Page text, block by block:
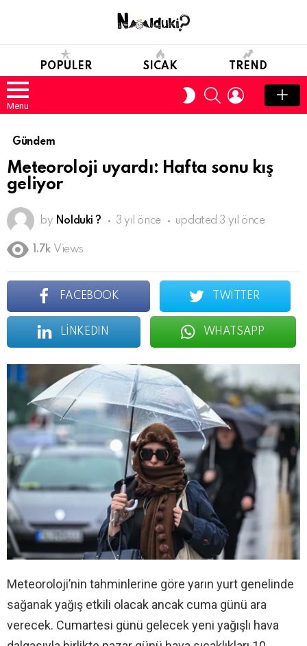
POPULER SICAK TREND
Menu
SWITCH
SKIN
SEARCHLOGIN
Gündem
Meteoroloji uyardı: Hafta sonu kış
geliyor
by Nolduki ? 3 yıl önce updated 3 yıl önce
1.7k Views
FACEBOOK TWITTER
LINKEDIN WHATSAPP
Meteoroloji’nin tahminlerine göre yarın yurt genelinde
sağanak yağış etkili olacak ancak cuma günü ara
verecek. Cumartesi günü gelecek yeni yağışlı hava